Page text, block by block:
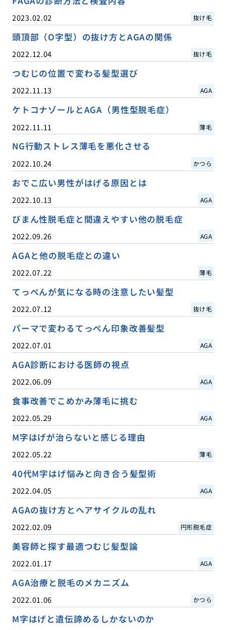
2023.02.02 抜け毛
頭頂部（O字型）の抜け方とAGAの関係
2022.12.04 抜け毛
つむじの位置で変わる髪型選び
2022.11.13 AGA
ケトコナゾールとAGA（男性型脱毛症）
2022.11.11 薄毛
NG行動ストレス薄毛を悪化させる
2022.10.24 かつら
おでこ広い男性がはげる原因とは
2022.10.13 AGA
びまん性脱毛症と間違えやすい他の脱毛症
2022.09.26 AGA
AGAと他の脱毛症との違い
2022.07.22 薄毛
てっぺんが気になる時の注意したい髪型
2022.07.12 抜け毛
パーマで変わるてっぺん印象改善髪型
2022.07.01 AGA
AGA診断における医師の視点
2022.06.09 AGA
食事改善でこめかみ薄毛に挑む
2022.05.29 AGA
M字はげが治らないと感じる理由
2022.05.22 薄毛
40代M字はげ悩みと向き合う髪型術
2022.04.05 AGA
AGAの抜け方とヘアサイクルの乱れ
2022.02.09 円形脱毛症
美容師と探す最適つむじ髪型論
2022.01.17 AGA
AGA治療と脱毛のメカニズム
2022.01.06 かつら
M字はげと遺伝諦めるしかないのか